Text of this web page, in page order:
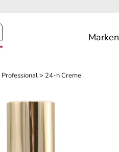
Marken
Professional> 24-h Creme